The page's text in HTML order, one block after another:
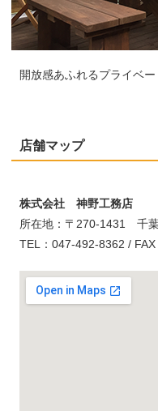
開放感あふれるプライベー
店舗マップ
株式会社 神野工務店
所在地：〒270-1431 千
TEL：047-492-8362 /